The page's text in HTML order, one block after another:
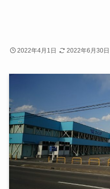
2022年4月1日 2022年6月30日